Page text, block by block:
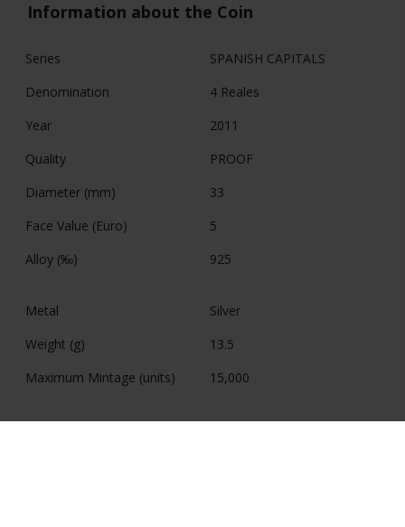
Information about the Coin
Series
SPANISH CAPITALS
Denomination
4 Reales
Year
2011
Quality
PROOF
Diameter (mm)
33
Face Value (Euro)
5
Alloy (‰)
925
Metal
Silver
Weight (g)
13.5
Maximum Mintage (units)
15,000